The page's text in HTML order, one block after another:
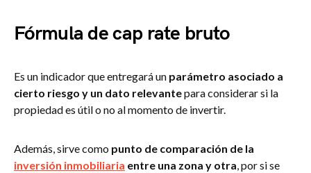
Fórmula de cap rate bruto
Es un indicador que entregará un parámetro asociado a
cierto riesgo y un dato relevantepara considerar si la
propiedad es útil o no al momento de invertir.
Además, sirve como punto de comparación de la
inversión inmobiliaria entre una zona y otra, por si se